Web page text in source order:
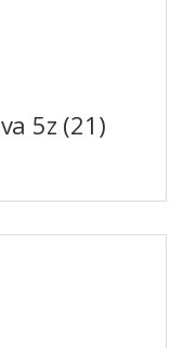
5z (21)